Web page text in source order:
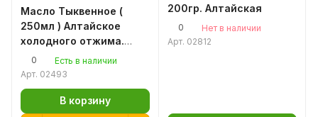
Масло Тыквенное (
250мл ) Алтайское
холодного отжима.
Original Altay
0
Есть в наличии
Арт. 02493
В корзину
200гр. Алтайская
0
Нет в наличии
Арт. 02812